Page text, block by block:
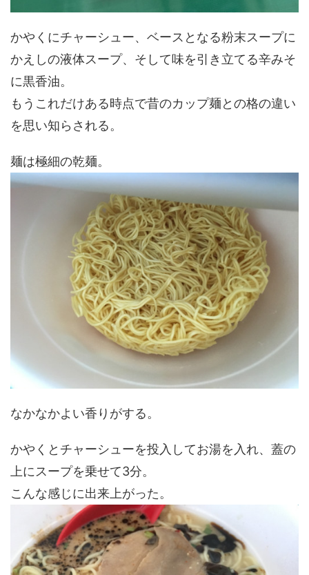
かやくにチャーシュー、ベースとなる粉末スープに
かえしの液体スープ、そして味を引き立てる辛みそ
に黒香油。
もうこれだけある時点で昔のカップ麺との格の違い
を思い知らされる。
麺は極細の乾麺。
なかなかよい香りがする。
かやくとチャーシューを投入してお湯を入れ、蓋の
上にスープを乗せて3分。
こんな感じに出来上がった。